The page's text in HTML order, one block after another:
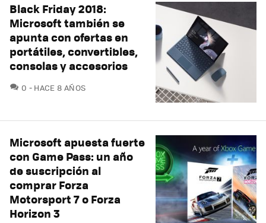
Black Friday 2018:
Microsoft también se
apunta con ofertas en
portátiles, convertibles,
consolas y accesorios
0 COMENTARIOS
HACE 8 AÑOS
Microsoft apuesta fuerte
con Game Pass: un año
de suscripción al
comprar Forza
Motorsport 7 o Forza
Horizon 3